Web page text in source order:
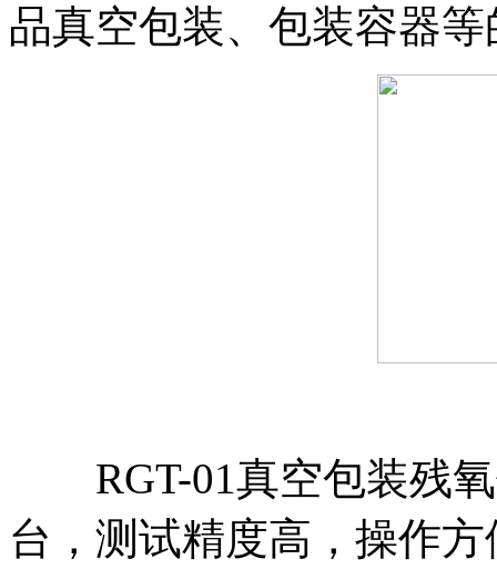
品真空包装、包装容器
RGT-01真空包装残氧
台，测试精度高，操作